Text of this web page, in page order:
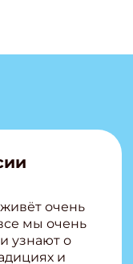
очень
мы очень
узнают о
и